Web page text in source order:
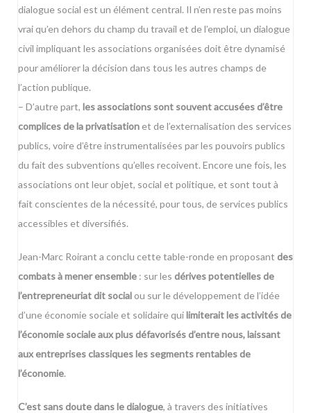
dialogue social est un élément central. Il n’en reste pas moins
vrai qu’en dehors du champ du travail et de l’emploi, un dialogue
civil impliquant les associations organisées doit être dynamisé
pour améliorer la décision dans tous les autres champs de
l’action publique.
– D’autre part, les associations sont souvent accusées d’être
complices de la privatisation et de l’externalisation des services
publics, voire d’être instrumentalisées par les pouvoirs publics
du fait des subventions qu’elles recoivent. Encore une fois, les
associations ont leur objet, social et politique, et sont tout à
fait conscientes de la nécessité, pour tous, de services publics
accessibles et diversifiés.
Jean-Marc Roirant a conclu cette table-ronde en proposant des
combats à mener ensemble : sur les dérives potentielles de
l’entrepreneuriat dit social ou sur le développement de l’idée
d’une économie sociale et solidaire quilimiterait les activités de
l’économie sociale aux plus défavorisés d’entre nous, laissant
aux entreprises classiques les segments rentables de
l’économie.
C’est sans doute dans le dialogue, à travers des initiatives